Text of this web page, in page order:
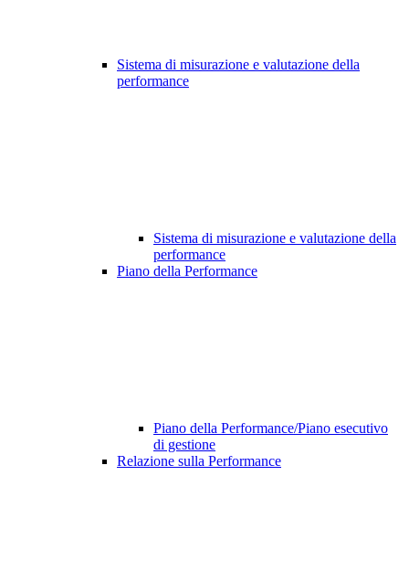
Sistema di misurazione e valutazione della
performance
Sistema di misurazione e valutazione della
performance
Piano della Performance
Piano della Performance/Piano esecutivo
di gestione
Relazione sulla Performance